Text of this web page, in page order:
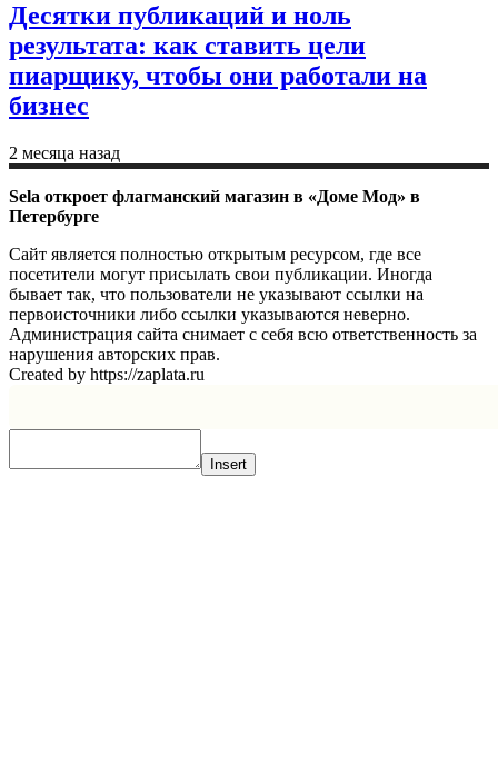
Десятки публикаций и ноль
результата: как ставить цели
пиарщику, чтобы они работали на
бизнес
2 месяца назад
Sela откроет флагманский магазин в «Доме Мод» в
Петербурге
Сайт является полностью открытым ресурсом, где все
посетители могут присылать свои публикации. Иногда
бывает так, что пользователи не указывают ссылки на
первоисточники либо ссылки указываются неверно.
Администрация сайта снимает с себя всю ответственность за
нарушения авторских прав.
Created by https://zaplata.ru
Insert